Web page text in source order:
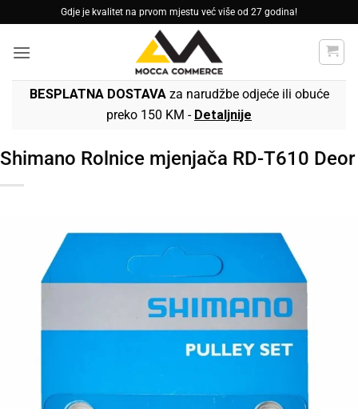
to
content
Gdje je kvalitet na prvom mjestu već više od 27 godina!
BESPLATNA DOSTAVAza narudžbe odjeće ili obuće
preko 150 KM - Detaljnije
Shimano Rolnice mjenjača RD-T610 Deor